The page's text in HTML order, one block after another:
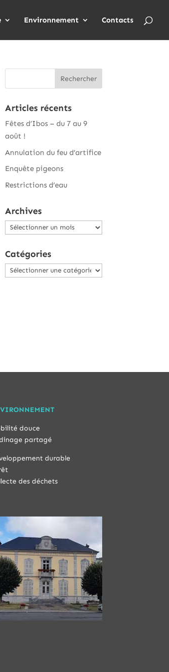
Environnement Contacts
Articles récents
Fêtes d’Ibos – du 7 au 9
août !
Annulation du feu d’artifice
Enquête pigeons
Restrictions d’eau
Archives
Archives
Catégories
Catégories
douce
partagé
durable
des déchets